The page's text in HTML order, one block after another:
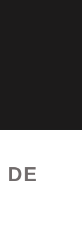
DE